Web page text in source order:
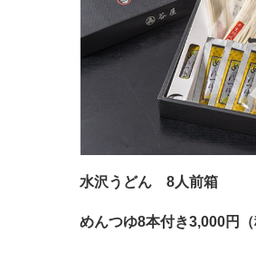
水沢うどん 8人前箱
めんつゆ8本付き3,000円